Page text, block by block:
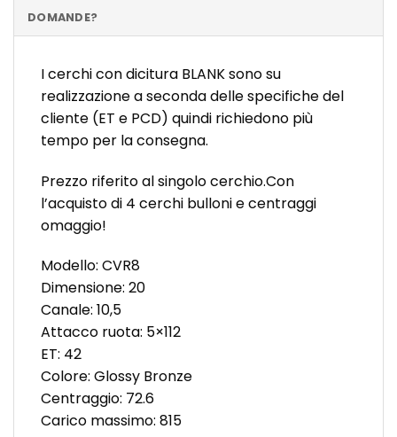
DOMANDE?
I cerchi con dicitura BLANK sono su
realizzazione a seconda delle specifiche del
cliente (ET e PCD) quindi richiedono più
tempo per la consegna.
Prezzo riferito al singolo cerchio.Con
l’acquisto di 4 cerchi bulloni e centraggi
omaggio!
Modello: CVR8
Dimensione: 20
Canale: 10,5
Attacco ruota: 5×112
ET: 42
Colore: Glossy Bronze
Centraggio: 72.6
Carico massimo: 815